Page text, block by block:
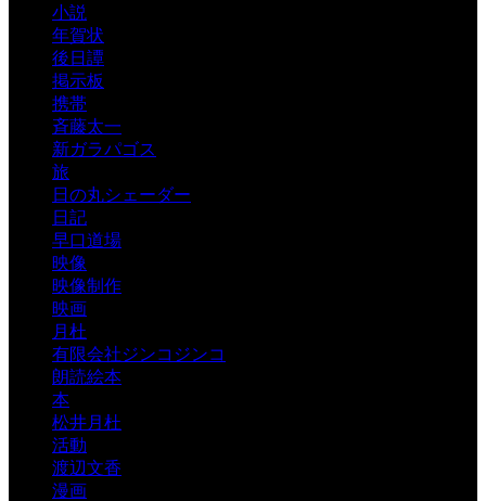
小説
年賀状
後日譚
掲示板
携帯
斉藤太一
新ガラパゴス
旅
日の丸シェーダー
日記
早口道場
映像
映像制作
映画
月杜
有限会社ジンコジンコ
朗読絵本
本
松井月杜
活動
渡辺文香
漫画